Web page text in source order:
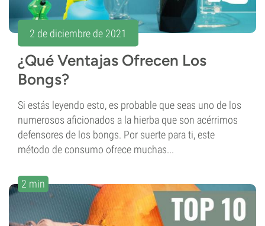
2 de diciembre de 2021
¿Qué Ventajas Ofrecen Los
Bongs?
Si estás leyendo esto, es probable que seas uno de los
numerosos aficionados a la hierba que son acérrimos
defensores de los bongs. Por suerte para ti, este
método de consumo ofrece muchas...
2 min